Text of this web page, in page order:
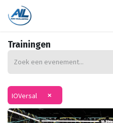
Trainingen
IOVersal ×